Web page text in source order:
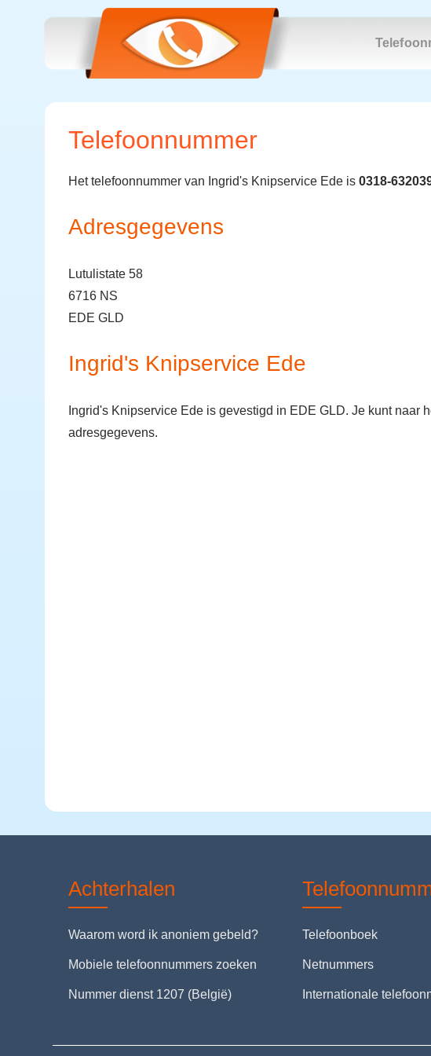
Telefoonnummer
Het telefoonnummer van Ingrid's Knipservice Ede is 0318-
Adresgegevens
Lutulistate 58
6716 NS
EDE GLD
Ingrid's Knipservice Ede
Ingrid's Knipservice Ede is gevestigd in EDE GLD. Je kunt naar
adresgegevens.
Achterhalen
Waarom word ik anoniem gebeld?
Mobiele telefoonnummers zoeken
Nummer dienst 1207 (België)
Telefoonboek
Netnummers
Internationale